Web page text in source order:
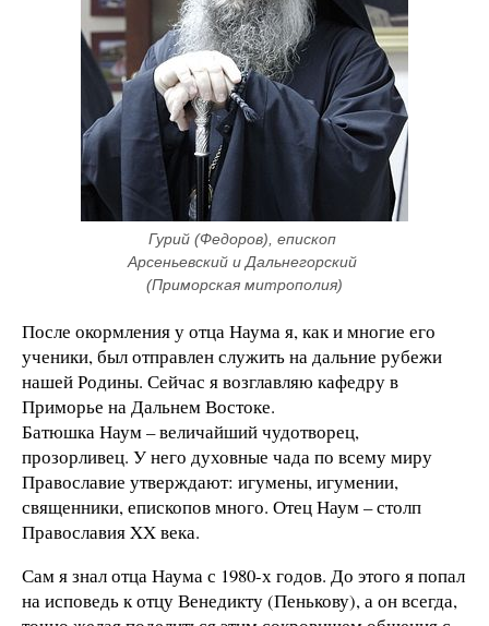
Гурий (Федоров), епископ
Арсеньевский и Дальнегорский
(Приморская митрополия)
После окормления у отца Наума я, как и многие его
ученики, был отправлен служить на дальние рубежи
нашей Родины. Сейчас я возглавляю кафедру в
Приморье на Дальнем Востоке.
Батюшка Наум – величайший чудотворец,
прозорливец. У него духовные чада по всему миру
Православие утверждают: игумены, игумении,
священники, епископов много. Отец Наум – столп
Православия XX века.
Сам я знал отца Наума с 1980-х годов. До этого я попал
на исповедь к отцу Венедикту (Пенькову), а он всегда,